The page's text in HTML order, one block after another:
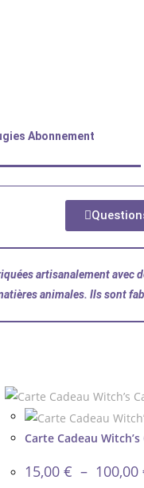
Abonnement
artisanalement
animales. Ils sont
Carte Cadeau
15,00€ – 100,00